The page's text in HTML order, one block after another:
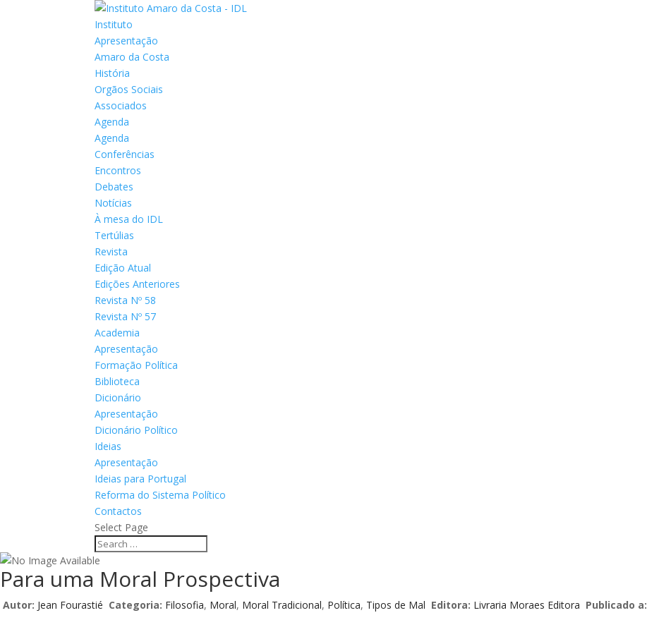
Instituto
Apresentação
Amaro da Costa
História
Orgãos Sociais
Associados
Agenda
Agenda
Conferências
Encontros
Debates
Notícias
À mesa do IDL
Tertúlias
Revista
Edição Atual
Edições Anteriores
Revista Nº 58
Revista Nº 57
Academia
Apresentação
Formação Política
Biblioteca
Dicionário
Apresentação
Dicionário Político
Ideias
Apresentação
Ideias para Portugal
Reforma do Sistema Político
Contactos
Select Page
Para uma Moral Prospectiva
Autor: Jean Fourastié Categoria: Filosofia, Moral, Moral Tradicional, Política, Tipos de Mal Editora: Livraria Moraes Editora Publicado a: